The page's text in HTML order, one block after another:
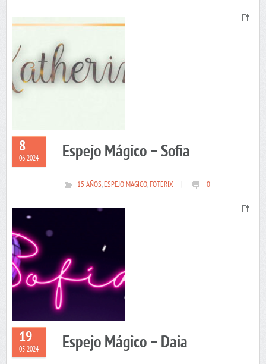
8
06 2024 Espejo Mágico – Sofia
15 AÑOS,ESPEJO MAGICO,FOTERIX 0
19
05 2024 Espejo Mágico – Daia